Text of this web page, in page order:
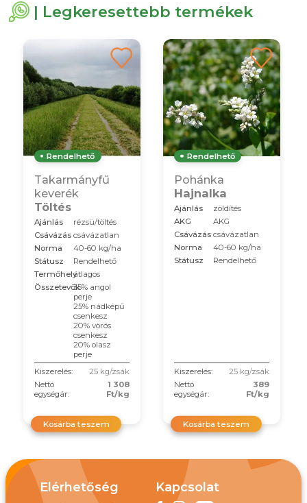
| Legkeresettebb termékek
Rendelhető
Takarmányfű
keverék
Töltés
Ajánlás
rézsü/töltés
Csávázás csávázatlan
Norma
40-60 kg/ha
Státusz
Rendelhető
Termőhelyátlagos
Összetevők35% angol
perje
25% nádképű
csenkesz
20% vörös
csenkesz
20% olasz
perje
Kiszerelés:
25 kg/zsák
Nettó
egységár:
1 308
Ft/kg
Kosárba teszem
Rendelhető
Pohánka
Hajnalka
Ajánlás
zöldítés
AKG
AKG
Csávázás csávázatlan
Norma
40-60 kg/ha
Státusz
Rendelhető
Kiszerelés:
25 kg/zsák
Nettó
egységár:
389
Ft/kg
Kosárba teszem
Elérhetőség Kapcsolat